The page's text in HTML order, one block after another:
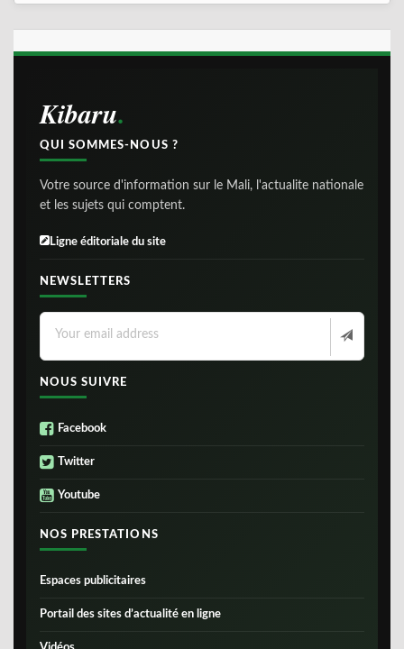
Kibaru
QUI SOMMES-NOUS ?
Votre source d'information sur le Mali, l'actualite nationale
et les sujets qui comptent.
Ligne éditoriale du site
NEWSLETTERS
NOUS SUIVRE
Facebook
Twitter
Youtube
NOS PRESTATIONS
Espaces publicitaires
Portail des sites d’actualité en ligne